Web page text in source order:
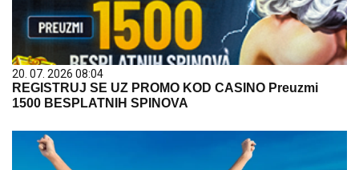
20. 07. 2026 08:04
REGISTRUJ SE UZ PROMO KOD CASINO Preuzmi
1500 BESPLATNIH SPINOVA